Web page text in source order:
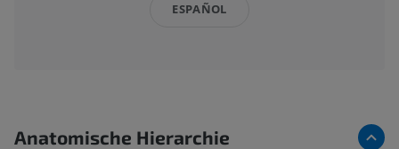
ESPAÑOL
Anatomische Hierarchie